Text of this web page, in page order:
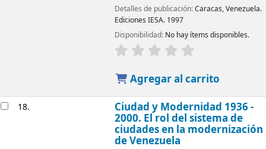
Detalles de publicación:Caracas, Venezuela.
Ediciones IESA. 1997
Disponibilidad: No hay ítems disponibles.
Agregar al carrito
18. Ciudad y Modernidad 1936 -
2000. El rol del sistema de
ciudades en la modernización
de Venezuela